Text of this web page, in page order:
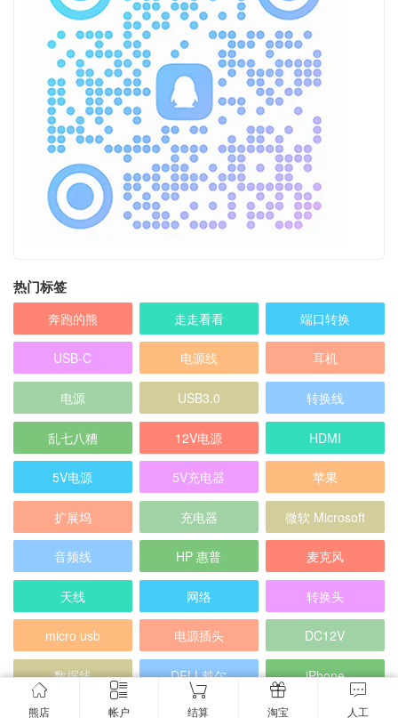
热门标签
奔跑的熊 走走看看 端口转换
USB-C 电源线 耳机
电源 USB3.0 转换线
乱七八糟 12V电源 HDMI
5V电源 5V充电器 苹果
扩展坞 充电器 微软 Microsoft
音频线 HP 惠普 麦克风
天线 网络 转换头
micro usb 电源插头 DC12V
数据线 DELL戴尔 iPhone
熊店 帐户 结算 淘宝 人工